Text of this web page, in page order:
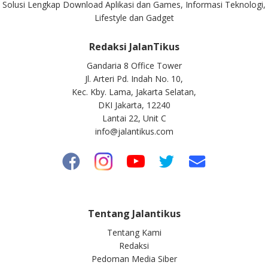
Solusi Lengkap Download Aplikasi dan Games, Informasi Teknologi,
Lifestyle dan Gadget
Redaksi JalanTikus
Gandaria 8 Office Tower
Jl. Arteri Pd. Indah No. 10,
Kec. Kby. Lama, Jakarta Selatan,
DKI Jakarta, 12240
Lantai 22, Unit C
info@jalantikus.com
Tentang Jalantikus
Tentang Kami
Redaksi
Pedoman Media Siber